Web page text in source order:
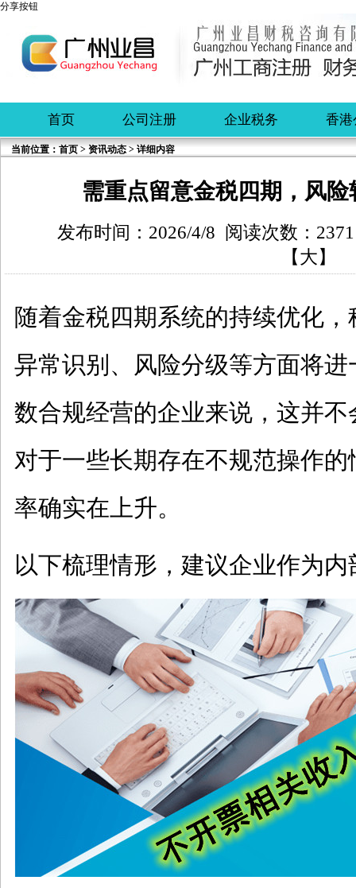
分享按钮
首页 公司注册 企业税务 香港
当前位置： 首页 > 资讯动态 > 详细内容
需重点留意金税四期，风险
发布时间：2026/4/8 阅读次数：
【 大 】
随着金税四期系统的持续优化
异常识别、风险分级等方面将
数合规经营的企业来说，这并
对于一些长期存在不规范操作
率确实在上升。
以下梳理情形，建议企业作为